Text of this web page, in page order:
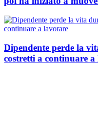
Dipendente perde la
costretti a continuare